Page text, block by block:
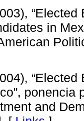
in
ponencia
and